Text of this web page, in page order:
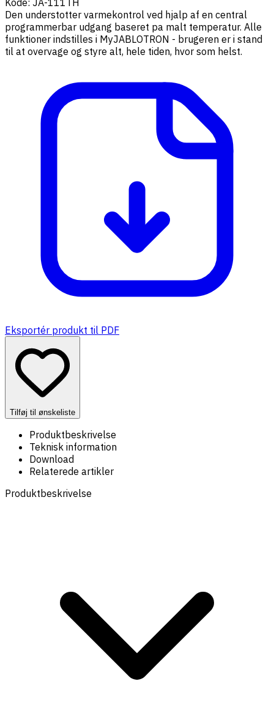
Den understotter varmekontrol ved hjalp af en central
programmerbar udgang baseret pa malt temperatur. Alle
funktioner indstilles i MyJABLOTRON - brugeren er i stand
til at overvage og styre alt, hele tiden, hvor som helst.
Eksportér produkt til PDF
Tilføj til ønskeliste
Produktbeskrivelse
Teknisk information
Download
Relaterede artikler
Produktbeskrivelse